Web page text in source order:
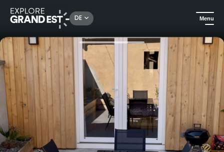
DE Menu
Sehenswertes in der Region Grand Est Entspannungsurlaub im Cosy Spa, Studio mit eigenem Spa